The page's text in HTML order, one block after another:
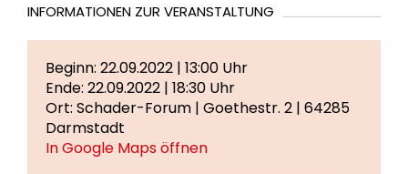
INFORMATIONEN ZUR VERANSTALTUNG
Beginn: 22.09.2022 | 13:00 Uhr
Ende: 22.09.2022 | 18:30 Uhr
Ort: Schader-Forum | Goethestr. 2 | 64285
Darmstadt
In Google Maps öffnen